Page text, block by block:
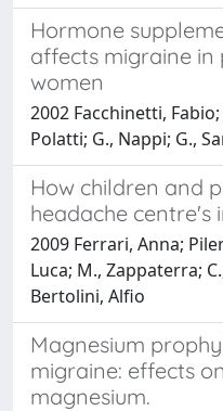
Hormone
affects migraine in
women
2002 Facchinetti, Fabio;
Polatti; G., Nappi; G.,
How children and
headache centre's
2009 Ferrari, Anna;
Luca; M., Zappaterra;
Bertolini, Alfio
Magnesium
migraine: effects
magnesium.